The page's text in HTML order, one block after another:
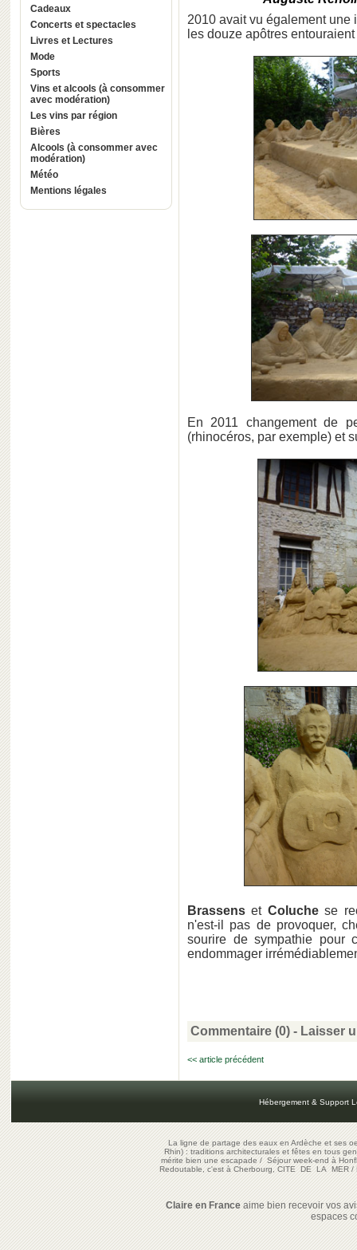
Cadeaux
Concerts et spectacles
Livres et Lectures
Mode
Sports
Vins et alcools (à consommer
avec modération)
Les vins par région
Bières
Alcools (à consommer avec
modération)
Météo
Mentions légales
2010 avait vu également
les douze apôtres
En 2011 changement de
(rhinocéros, par exemple) et
Brassens et Coluchese
n'est-il pas de provoquer,
sourire de sympathie pour
endommager
Commentaire (0) - Laisser
<< article précédent
Hébergement & Support
La ligne de partage des eaux en Ardèche et ses
Rhin) : traditions architecturales et fêtes en tous
mérite bien une escapade/Séjour week-end à
Redoutable, c'est à Cherbourg, CITE DE LA MER/
Claire en Franceaime bien recevoir vos
espaces